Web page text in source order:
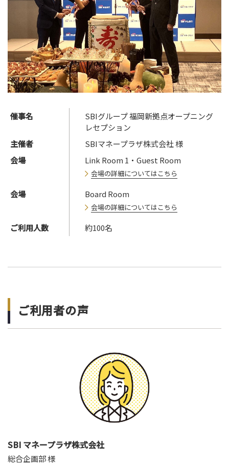
催事名
SBIグループ 福岡新拠点オープニング
レセプション
主催者
SBIマネープラザ株式会社 様
会場
Link Room 1・Guest Room
会場の詳細についてはこちら
会場 Board Room
会場の詳細についてはこちら
ご利用人数 約100名
ご利⽤者の声
SBI マネープラザ株式会社
総合企画部 様